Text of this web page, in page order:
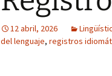
12 abril, 2026
del lenguaje, registros